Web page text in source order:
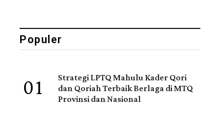
Populer
01 Strategi LPTQ Mahulu Kader Qori
dan Qoriah Terbaik Berlaga di MTQ
Provinsi dan Nasional